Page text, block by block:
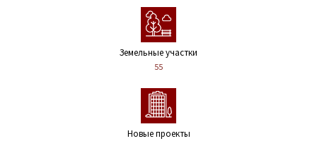
Земельные участки
55
Новые проекты